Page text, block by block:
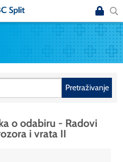
Pretraživanje
o odabiru - Radovi
i vrata II